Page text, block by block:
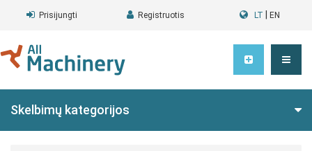
Prisijungti Registruotis LT EN
Skelbimų kategorijos